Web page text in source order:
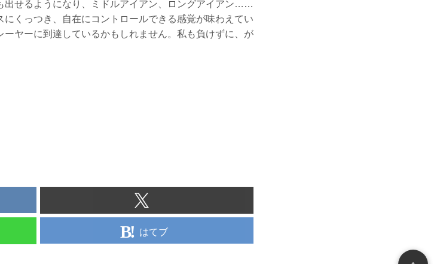
出せるようになり、ミドルアイアン、ロングアイアン……
くっつき、自在にコントロールできる感覚が味わえてい
ヤーに到達しているかもしれません。私も負けずに、が
はてブ